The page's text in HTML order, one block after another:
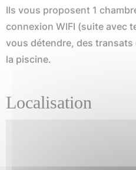
Ils vous proposent 1
connexion WIFI (suite avec
vous détendre, des
la piscine.
Localisation